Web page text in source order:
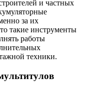
и частных
за их
такие инструменты
работы
техники.